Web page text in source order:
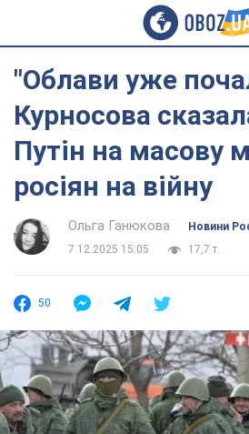
"Облави уже
Курносова
Путін на масову
росіян на війну
Ольга Ганюкова
Новини
7.12.2025 15:05
17,7 т.
50